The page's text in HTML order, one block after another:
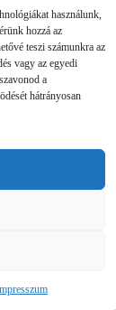
használunk,
hozzá az
teszi számunkra az
vagy az egyedi
a
hátrányosan